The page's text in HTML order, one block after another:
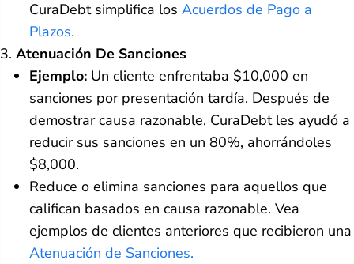
CuraDebt simplifica los Acuerdos de Pago a
Plazos.
Atenuación De Sanciones
Ejemplo: Un cliente enfrentaba $10,000 en
sanciones por presentación tardía. Después de
demostrar causa razonable, CuraDebt les ayudó a
reducir sus sanciones en un 80%, ahorrándoles
$8,000.
Reduce o elimina sanciones para aquellos que
califican basados en causa razonable. Vea
ejemplos de clientes anteriores que recibieron una
Atenuación de Sanciones.